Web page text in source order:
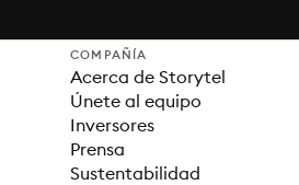
COMPAÑÍA
Acerca de Storytel
Únete al equipo
Inversores
Prensa
Sustentabilidad